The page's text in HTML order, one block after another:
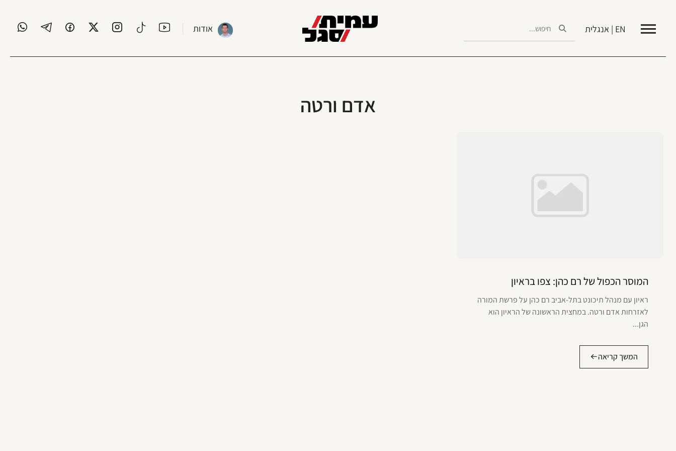
EN | אנגלית אודות
אדם ורטה
המוסר הכפול של רם כהן: צפו בראיון
ראיון עם מנהל תיכונט בתל-אביב רם כהן על פרשת המורה
לאזרחות אדם ורטה. במחצית הראשונה של הראיון הוא
הגן...
המשך קריאה